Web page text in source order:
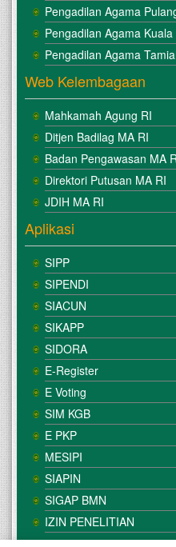
Pengadilan Agama
Pengadilan Agama Kuala
Pengadilan Agama
Web Kelembagaan
Mahkamah Agung RI
Ditjen Badilag MA RI
Badan Pengawasan MA
Direktori Putusan MA RI
JDIH MA RI
Aplikasi
SIPP
SIPENDI
SIACUN
SIKAPP
SIDORA
E-Register
E Voting
SIM KGB
E PKP
MESIPI
SIAPIN
SIGAP BMN
IZIN PENELITIAN